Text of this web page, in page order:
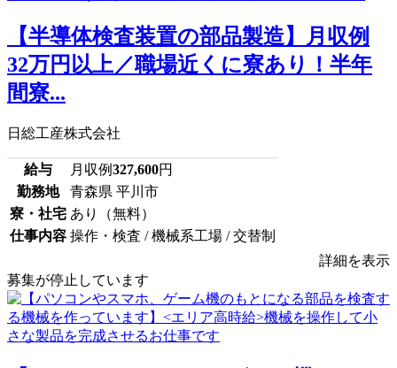
【半導体検査装置の部品製造】月収例
32万円以上／職場近くに寮あり！半年
間寮...
日総工産株式会社
給与 月収例327,600円
勤務地
青森県 平川市
寮・社宅 あり（無料）
仕事内容 操作・検査 / 機械系工場 / 交替制
詳細を表示
募集が停止しています